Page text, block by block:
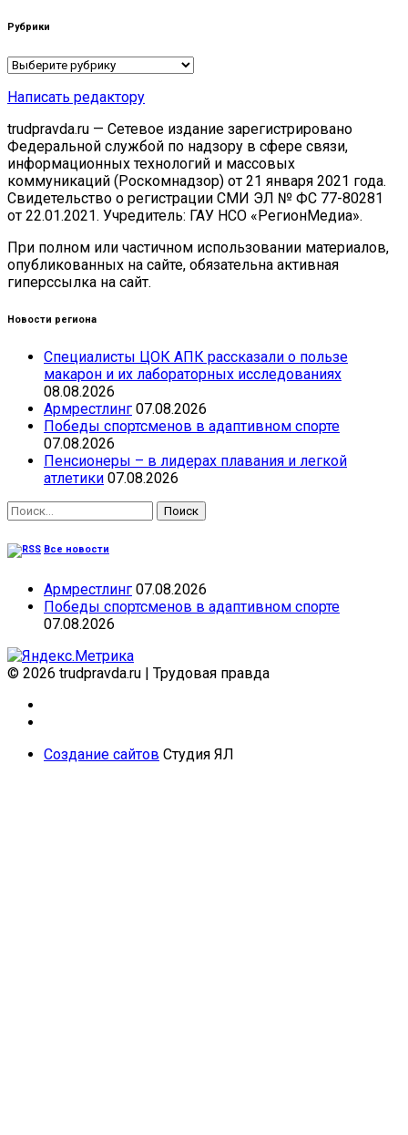
Рубрики
Рубрики
Написать редактору
trudpravda.ru — Сетевое издание зарегистрировано
Федеральной службой по надзору в сфере связи,
информационных технологий и массовых
коммуникаций (Роскомнадзор) от 21 января 2021 года.
Свидетельство о регистрации СМИ ЭЛ № ФС 77-80281
от 22.01.2021. Учредитель: ГАУ НСО «РегионМедиа».
При полном или частичном использовании материалов,
опубликованных на сайте, обязательна активная
гиперссылка на сайт.
Новости региона
Специалисты ЦОК АПК рассказали о пользе
макарон и их лабораторных исследованиях
08.08.2026
Армрестлинг 07.08.2026
Победы спортсменов в адаптивном спорте
07.08.2026
Пенсионеры – в лидерах плавания и легкой
атлетики 07.08.2026
Найти:
Все новости
Армрестлинг 07.08.2026
Победы спортсменов в адаптивном спорте
07.08.2026
© 2026 trudpravda.ru Трудовая правда
Создание сайтов Студия ЯЛ